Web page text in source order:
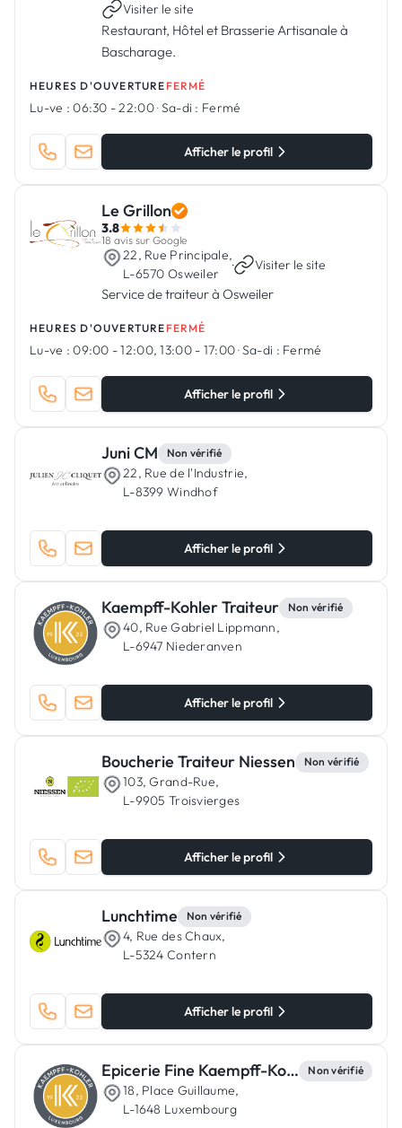
Visiter le site
Restaurant, Hôtel et Brasserie Artisanale à
Bascharage.
HEURES D'OUVERTURE FERMÉ
Lu-ve : 06:30 - 22:00·Sa-di : Fermé
Afficher le profil
Le Grillon
3.8
18 avis sur Google
22, Rue Principale,
L-6570 Osweiler
· Visiter le site
Service de traiteur à Osweiler
HEURES D'OUVERTURE FERMÉ
Lu-ve : 09:00 - 12:00, 13:00 - 17:00·Sa-di : Fermé
Afficher le profil
Juni CM Non vérifié
22, Rue de l'Industrie,
L-8399 Windhof
Afficher le profil
Kaempff-Kohler Traiteur Non vérifié
40, Rue Gabriel Lippmann,
L-6947 Niederanven
Afficher le profil
Boucherie Traiteur Niessen Non vérifié
103, Grand-Rue,
L-9905 Troisvierges
Afficher le profil
Lunchtime Non vérifié
4, Rue des Chaux,
L-5324 Contern
Afficher le profil
Epicerie Fine Kaempff-Kohler Luxembourg Non vérifié
18, Place Guillaume,
L-1648 Luxembourg